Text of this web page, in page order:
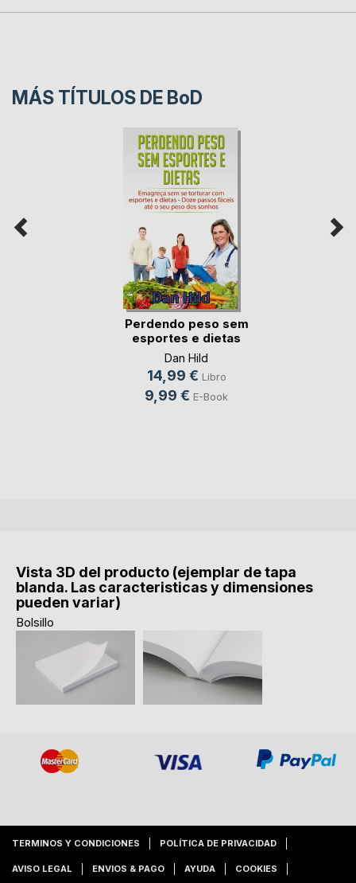
MÁS TÍTULOS DE BoD
Perdendo peso sem
esportes e dietas
Dan Hild
14,99 € Libro
9,99 € E-Book
Vista 3D del producto (ejemplar de tapa
blanda. Las caracteristicas y dimensiones
pueden variar)
Bolsillo
TERMINOS Y CONDICIONES POLÍTICA DE PRIVACIDAD
AVISO LEGAL ENVIOS & PAGO AYUDA COOKIES